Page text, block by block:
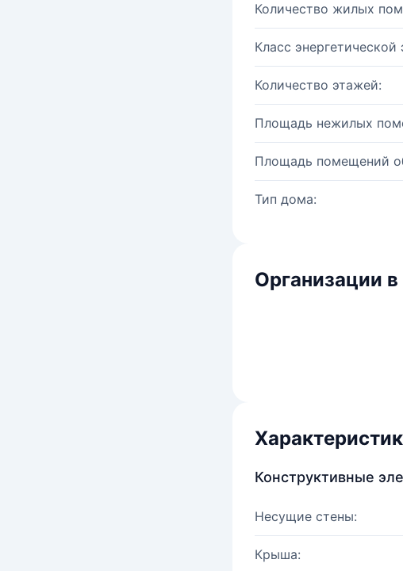
Количество жилых
Класс
Количество этажей:
Площадь нежилых
Площадь помещений
Тип дома:
Организации
Конструктивные
Несущие стены:
Крыша: